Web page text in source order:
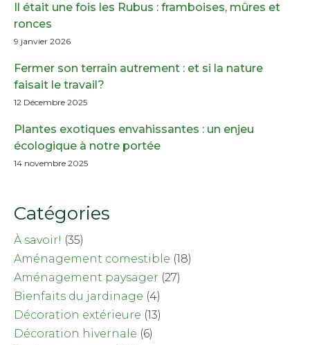
Il était une fois les Rubus : framboises, mûres et
ronces
9 janvier 2026
Fermer son terrain autrement : et si la nature
faisait le travail?
12 Décembre 2025
Plantes exotiques envahissantes : un enjeu
écologique à notre portée
14 novembre 2025
Catégories
À savoir! (35)
Aménagement comestible (18)
Aménagement paysager (27)
Bienfaits du jardinage (4)
Décoration extérieure (13)
Décoration hivernale (6)